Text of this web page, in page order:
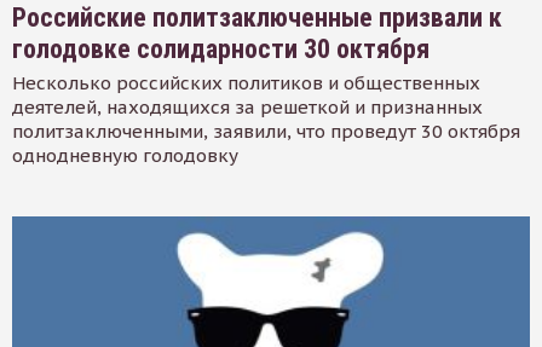
Российские политзаключенные призвали к
голодовке солидарности 30 октября
Несколько российских политиков и общественных
деятелей, находящихся за решеткой и признанных
политзаключенными, заявили, что проведут 30 октября
однодневную голодовку